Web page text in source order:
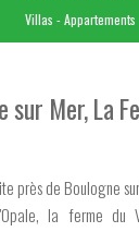
Villas - Appartements
sur Mer, La
près de Boulogne
la ferme du